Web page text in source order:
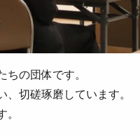
の団体です。
切磋琢磨しています。